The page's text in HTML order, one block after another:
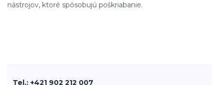
nástrojov, ktoré spôsobujú poškriabanie.
Tel.: +421 902 212 007